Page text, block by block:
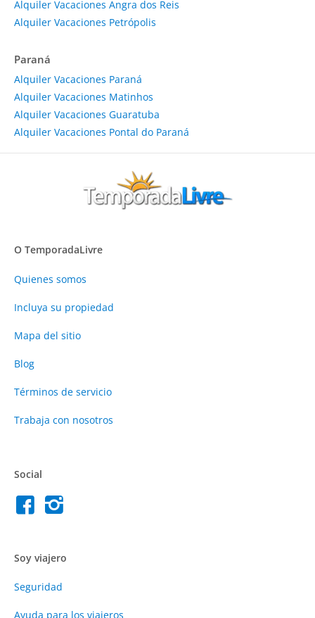
Alquiler Vacaciones Angra dos Reis
Alquiler Vacaciones Petrópolis
Paraná
Alquiler Vacaciones Paraná
Alquiler Vacaciones Matinhos
Alquiler Vacaciones Guaratuba
Alquiler Vacaciones Pontal do Paraná
O TemporadaLivre
Quienes somos
Incluya su propiedad
Mapa del sitio
Blog
Términos de servicio
Trabaja con nosotros
Social
Soy viajero
Seguridad
Ayuda para los viajeros